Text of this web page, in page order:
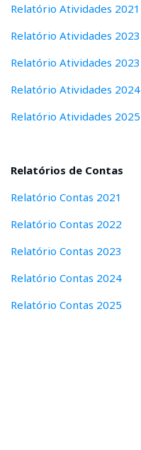
Relatório Atividades 2021
Relatório Atividades 2023
Relatório Atividades 2023
Relatório Atividades 2024
Relatório Atividades 2025
Relatórios de Contas
Relatório Contas 2021
Relatório Contas 2022
Relatório Contas 2023
Relatório Contas 2024
Relatório Contas 2025